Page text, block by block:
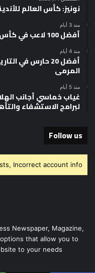
نونيز: كأس العالم
منذ 3 أيام
أفضل 100 لاعب في كأس العالم 2026
منذ 4 أيام
أفضل 20 حارس
المرمى
منذ 5 أيام
غياب خماسي أجانب
لبرامج الاستشفاء
Follow us
Incorrect account info.
Newspaper, Magazine,
that allow you to
to your needs.